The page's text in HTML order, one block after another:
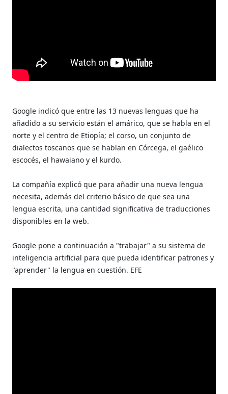
Google indicó que entre las 13 nuevas lenguas que ha
añadido a su servicio están el amárico, que se habla en el
norte y el centro de Etiopía; el corso, un conjunto de
dialectos toscanos que se hablan en Córcega, el gaélico
escocés, el hawaiano y el kurdo.
La compañía explicó que para añadir una nueva lengua
necesita, además del criterio básico de que sea una
lengua escrita, una cantidad significativa de traducciones
disponibles en la web.
Google pone a continuación a "trabajar" a su sistema de
inteligencia artificial para que pueda identificar patrones y
"aprender" la lengua en cuestión. EFE